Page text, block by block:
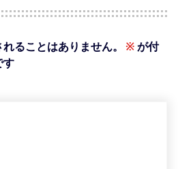
ることはありません。 ※ が付
す